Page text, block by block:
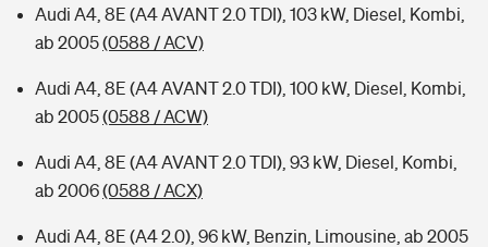
Audi A4, 8E (A4 AVANT 2.0 TDI), 103 kW, Diesel, Kombi,
ab 2005(0588 / ACV)
Audi A4, 8E (A4 AVANT 2.0 TDI), 100 kW, Diesel, Kombi,
ab 2005(0588 / ACW)
Audi A4, 8E (A4 AVANT 2.0 TDI), 93 kW, Diesel, Kombi,
ab 2006(0588 / ACX)
Audi A4, 8E (A4 2.0), 96 kW, Benzin, Limousine, ab 2005